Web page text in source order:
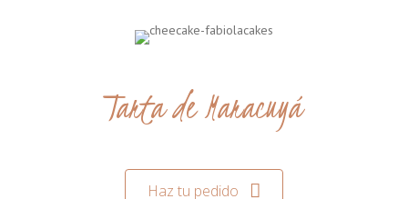
Tarta de Maracuyá
Haz tu pedido